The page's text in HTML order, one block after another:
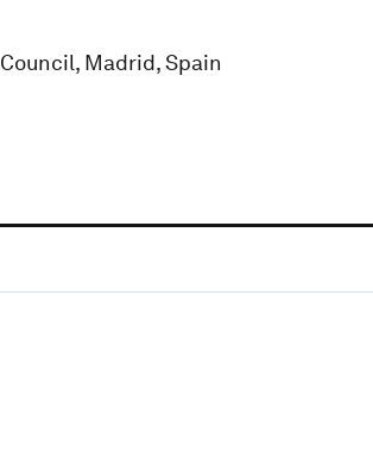
Madrid, Spain